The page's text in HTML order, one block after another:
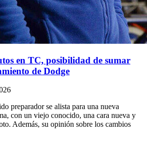
en TC, posibilidad de sumar
de Dodge
preparador se alista para una nueva
con un viejo conocido, una cara nueva y
Además, su opinión sobre los cambios